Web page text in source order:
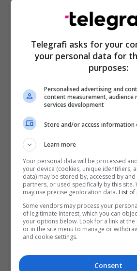
Telegrafi asks for your
your personal data for
purposes:
Personalised advertising and
content measurement, audience
services development
Store and/or access information
Learn more
Your personal data will be processed
your device (cookies, unique identifiers,
data) may be stored by, accessed by
partners, or used specifically by this
may use precise geolocation data. List of
Some vendors may process your
of legitimate interest, which you can
your options below. Look for a link at
or in the site menu to manage or
and cookie settings.
Consent